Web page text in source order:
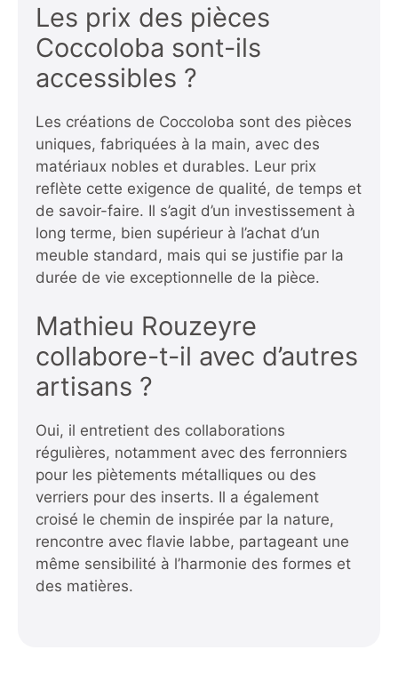
Les prix des pièces
Coccoloba sont-ils
accessibles ?
Les créations de Coccoloba sont des pièces
uniques, fabriquées à la main, avec des
matériaux nobles et durables. Leur prix
reflète cette exigence de qualité, de temps et
de savoir-faire. Il s’agit d’un investissement à
long terme, bien supérieur à l’achat d’un
meuble standard, mais qui se justifie par la
durée de vie exceptionnelle de la pièce.
Mathieu Rouzeyre
collabore-t-il avec d’autres
artisans ?
Oui, il entretient des collaborations
régulières, notamment avec des ferronniers
pour les piètements métalliques ou des
verriers pour des inserts. Il a également
croisé le chemin de inspirée par la nature,
rencontre avec flavie labbe, partageant une
même sensibilité à l’harmonie des formes et
des matières.